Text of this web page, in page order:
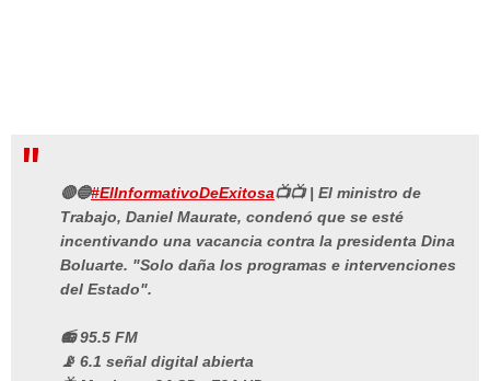
🔴🔵#ElInformativoDeExitosa📺📺 | El ministro de
Trabajo, Daniel Maurate, condenó que se esté
incentivando una vacancia contra la presidenta Dina
Boluarte. "Solo daña los programas e intervenciones
del Estado".
📻 95.5 FM
📡 6.1 señal digital abierta